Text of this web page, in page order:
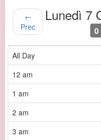
←
Prec
Lunedì 7
0
All Day
12 am
1 am
2 am
3 am